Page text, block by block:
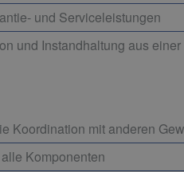
und Serviceleistungen
und Instandhaltung aus
Koordination mit anderen
Komponenten